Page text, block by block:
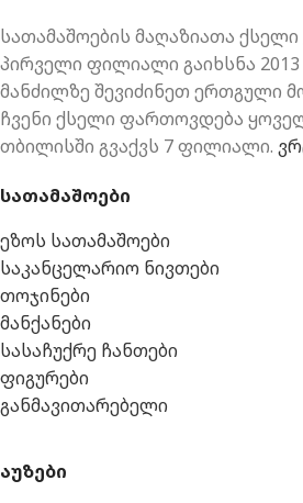
სათამაშოების მაღაზიათა ქსელი
პირველი ფილიალი გაიხსნა
მანძილზე შევიძინეთ ერთგული
ჩვენი ქსელი ფართოვდება
თბილისში გვაქვს 7 ფილიალი.
სათამაშოები
ეზოს სათამაშოები
საკანცელარიო ნივთები
თოჯინები
მანქანები
სასაჩუქრე ჩანთები
ფიგურები
განმავითარებელი
აუზები